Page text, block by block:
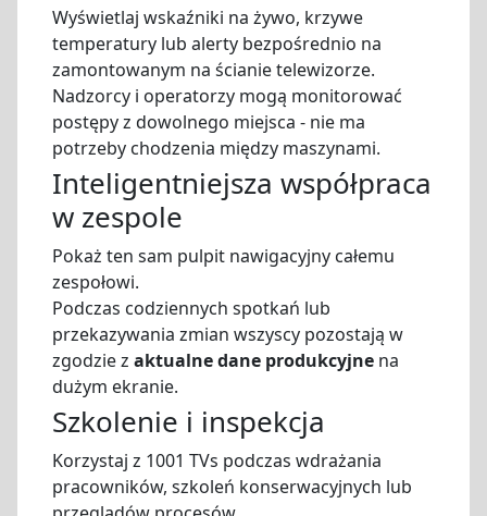
Wyświetlaj wskaźniki na żywo, krzywe
temperatury lub alerty bezpośrednio na
zamontowanym na ścianie telewizorze.
Nadzorcy i operatorzy mogą monitorować
postępy z dowolnego miejsca - nie ma
potrzeby chodzenia między maszynami.
Inteligentniejsza współpraca
w zespole
Pokaż ten sam pulpit nawigacyjny całemu
zespołowi.
Podczas codziennych spotkań lub
przekazywania zmian wszyscy pozostają w
zgodzie z aktualne dane produkcyjne na
dużym ekranie.
Szkolenie i inspekcja
Korzystaj z 1001 TVs podczas wdrażania
pracowników, szkoleń konserwacyjnych lub